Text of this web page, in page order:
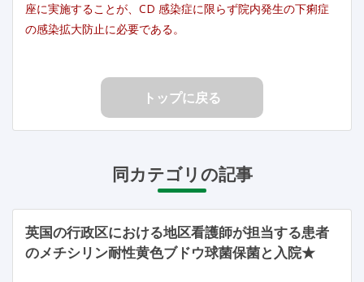
座に実施することが、CD 感染症に限らず院内発生の下痢症
の感染拡大防止に必要である。
トップに戻る
同カテゴリの記事
英国の行政区における地区看護師が担当する患者
のメチシリン耐性黄色ブドウ球菌保菌と入院★